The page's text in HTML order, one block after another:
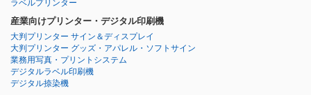
ラベルプリンター
産業向けプリンター・デジタル印刷機
大判プリンター サイン＆ディスプレイ
大判プリンター グッズ・アパレル・ソフトサイン
業務用写真・プリントシステム
デジタルラベル印刷機
デジタル捺染機